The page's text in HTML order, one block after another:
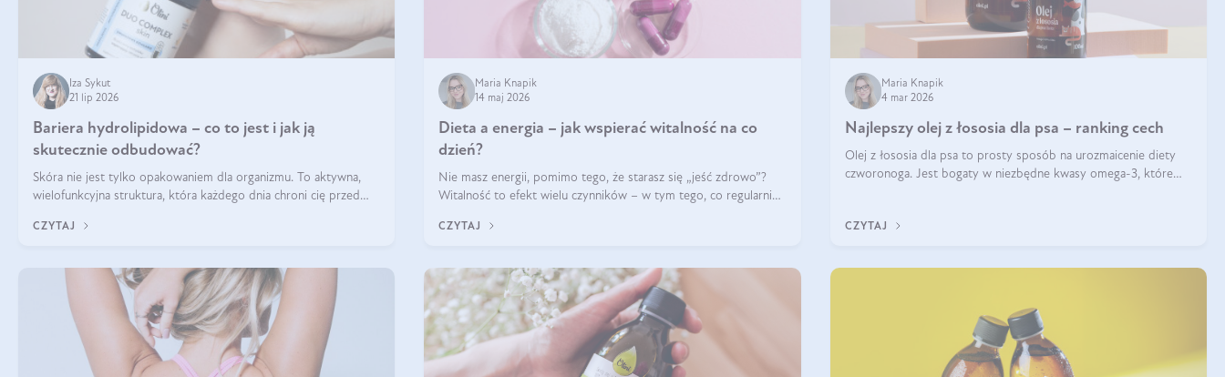
Iza Sykut
21 lip 2026
Bariera hydrolipidowa – co to jest i jak ją
skutecznie odbudować?
Skóra nie jest tylko opakowaniem dla organizmu. To aktywna,
wielofunkcyjna struktura, która każdego dnia chroni cię przed
środowiskowymi. Jednym z jej kluczowych elementów jest
CZYTAJ
Maria Knapik
14 maj 2026
Dieta a energia – jak wspierać witalność na co
dzień?
Nie masz energii, pomimo tego, że starasz się „jeść zdrowo”?
Witalność to efekt wielu czynników – w tym tego, co regularnie
się w zależności od osoby
CZYTAJ
Maria Knapik
4 mar 2026
Najlepszy olej z łososia dla psa – ranking cech
Olej z łososia dla psa to prosty sposób na urozmaicenie diety
czworonoga. Jest bogaty w niezbędne kwasy omega-3, które
uwagę?
CZYTAJ